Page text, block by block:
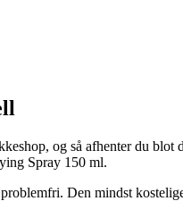
og så afhenter du blot
Spray 150 ml.
Den mindst